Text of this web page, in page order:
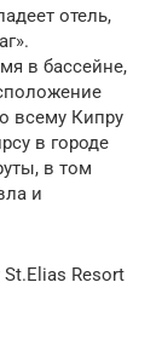
отель,
в бассейне,
всему Кипру
в городе
в том
и
Resort